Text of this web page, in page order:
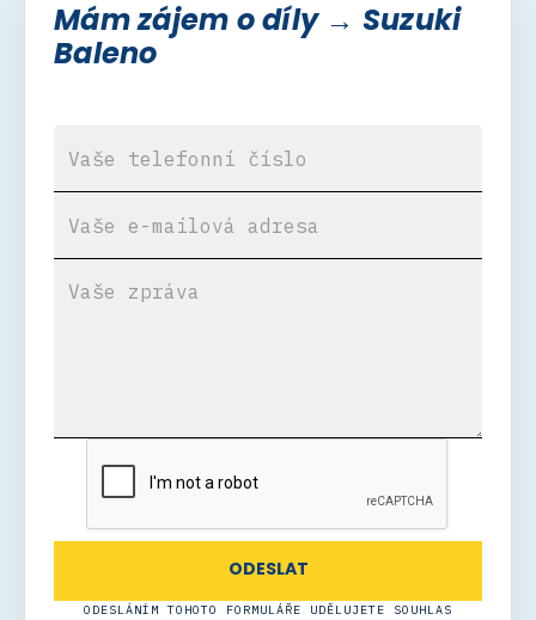
Mám zájem o díly → Suzuki
Baleno
ODESLÁNÍM TOHOTO FORMULÁŘE UDĚLUJETE SOUHLAS